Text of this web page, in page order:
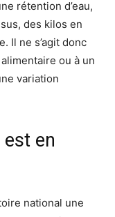
rétention d’eau,
des kilos en
Il ne s’agit donc
ou à un
variation
en
national une